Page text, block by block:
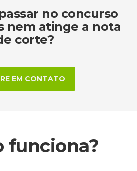
no concurso
nem atinge a nota
corte?
EM CONTATO
funciona?